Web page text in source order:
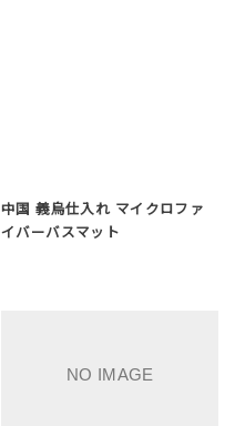
中国 義烏仕入れ マイクロファ
イバーバスマット